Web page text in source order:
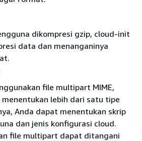
dikompresi gzip, cloud-init
data dan menanganinya
file multipart MIME,
lebih dari satu tipe
Anda dapat menentukan skrip
dan jenis konfigurasi cloud.
file multipart dapat ditangani